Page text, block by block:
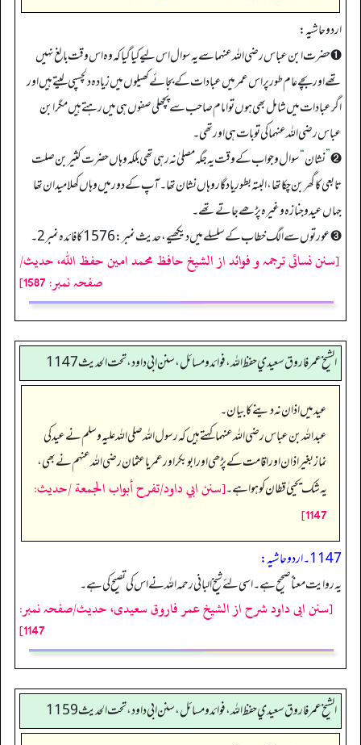
اردو حاشیہ:
➊ حضرت ابن عباس رضی اللہ عنہما سے یہ سوال اس لیے کیا گیا کہ وہ اس وقت بالغ نہیں
تھے اور بچے عام طور پر اس عمر میں عبادات کے بجائے کھیلوں میں زیادہ دلچسپی لیتے ہیں اور
اگر عبادات میں شامل بھی ہوں تو امام صاحب سے پچھلی صفوں ہی میں رہتے ہیں مگر ابن
عباس رضی اللہ عنہما کی تو بات ہی اور تھی۔
➋
”نشان“سوال و جواب کے وقت یہ جگہ مصلیٰ نہ رہی تھی بلکہ وہاں حضرت کثیر بن صلت
تابعی کا گھر بن چکا تھا، البتہ بطور یادگار وہاں نشان تھا۔ آپ کے دور میں وہاں کھلا میدان تھا
جہاں عیدوجنازہ وغیرہ پڑھے جاتے تھے۔
➌ عورتوں سے الگ خطاب کے سلسلے میں دیکھیے، حدیث نمبر: 1576کا فائدہ نمبر2۔
[سنن نسائی ترجمہ و فوائد از الشیخ حافظ محمد امین حفظ اللہ، حدیث/
صفحہ نمبر: 1587]
الشيخ عمر فاروق سعيدي حفظ الله، فوائد و مسائل، سنن ابي داود ، تحت الحديث 1147
عید میں اذان نہ دینے کا بیان۔
عبداللہ بن عباس رضی اللہ عنہما کہتے ہیں کہ رسول اللہ صلی اللہ علیہ وسلم نے عید کی
نماز بغیر اذان اور اقامت کے پڑھی اور ابوبکر اور عمر یا عثمان رضی اللہ عنہم نے بھی،
یہ شک یحییٰ قطان کو ہوا ہے۔[سنن ابي داود/تفرح أبواب الجمعة /حدیث:
1147]
1147۔ اردو حاشیہ:
یہ ر وایت معناًً صحیح ہے۔ اسی لئے شیخ البانی رحمہ الله نے اس کی تصیح کی ہے۔
[سنن ابی داود شرح از الشیخ عمر فاروق سعیدی، حدیث/صفحہ نمبر:
1147]
الشيخ عمر فاروق سعيدي حفظ الله، فوائد و مسائل، سنن ابي داود ، تحت الحديث 1159